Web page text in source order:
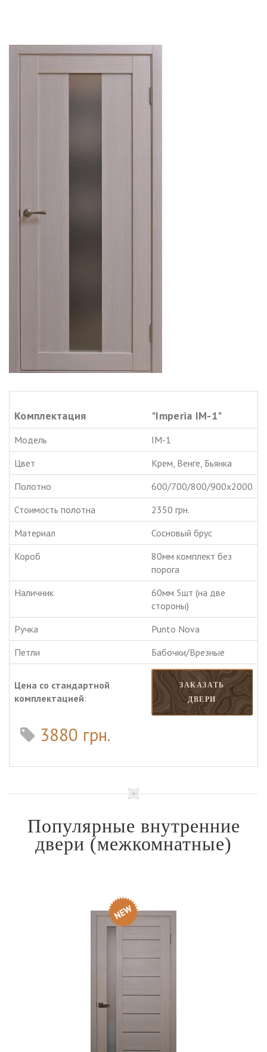
Комплектация "Imperia IM-1"
Модель
IM-1
Цвет
Крем, Венге, Бьянка
Полотно
600/700/800/900х2000
Стоимость полотна
2350 грн.
Материал
Сосновый брус
Короб
80мм комплект без
порога
Наличник
60мм 5шт (на две
стороны)
Ручка
Punto Nova
Петли
Бабочки/Врезные
Цена со стандартной
комплектацией:
3880 грн.
ЗАКАЗАТЬ
ДВЕРИ
Популярные внутренние
двери (межкомнатные)